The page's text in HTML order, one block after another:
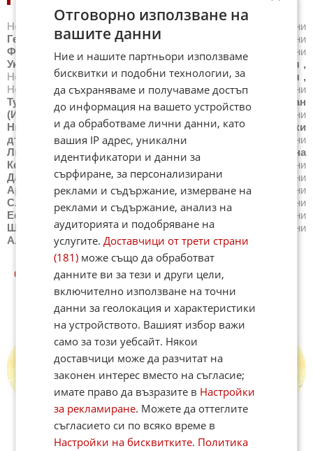
Новини Новини
Новини
Германия ,Новини Италия
Новини
Франция
,
Новини
Украйна
, Новини Белгия , Новини Китай ,Новини Сирия ,
Новини
Сърбия ,Новини Австралия ,Новини Япония ,
Новини
Швейцария ,Новини Северна Македония
Новини
Турция
Новини Румъния
Иран
(Ислямска Република) ,Новини Австрия
Новини
Нидерландия ,Новини Северна Корея ,Новини
Всички
държави
,Новини Унгария ,Новини
Новини
Литва
Индия
Южна
Корея
Новини Хърватия ,Новини
Новини
Дания
Новини Финландия ,Новини Ирландия
Новини
Аржентина ,Новини Дубай ,Новини Португалия
Новини
Словакия
Новини
Естония
,Новини Словения , Новини Чехия
Новини
Швеция
,Новини Ирак ,Новини Афганистан
Новини
Албания
СВЯТ КУИЗОВЕ
Отговорно използване на
вашите данни
Ние и нашите партньори използваме
бисквитки и подобни технологии, за
да съхраняваме и получаваме достъп
до информация на вашето устройство
и да обработваме лични данни, като
вашия IP адрес, уникални
идентификатори и данни за
сърфиране, за персонализирани
реклами и съдържание, измерване на
реклами и съдържание, анализ на
аудиторията и подобряване на
услугите.Доставчици от трети страни
(181) може също да обработват
данните ви за тези и други цели,
включително използване на точни
данни за геолокация и характеристики
на устройството. Вашият избор важи
само за този уебсайт. Някои
доставчици може да разчитат на
законен интерес вместо на съгласие;
имате право да възразите в Настройки
за рекламиране. Можете да оттеглите
съгласието си по всяко време в
Настройки на бисквитките. Политика